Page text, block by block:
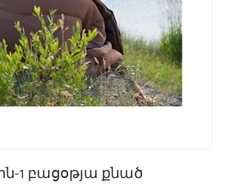
1 բացօթյա քնած